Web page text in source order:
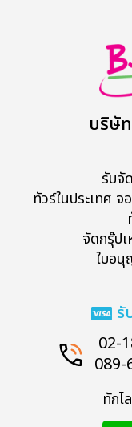
บริษั
รับจั
ทัวร์ในประเทศ จ
จัดกรุ๊ป
ใบอ
รั
02-
089-
ทัก